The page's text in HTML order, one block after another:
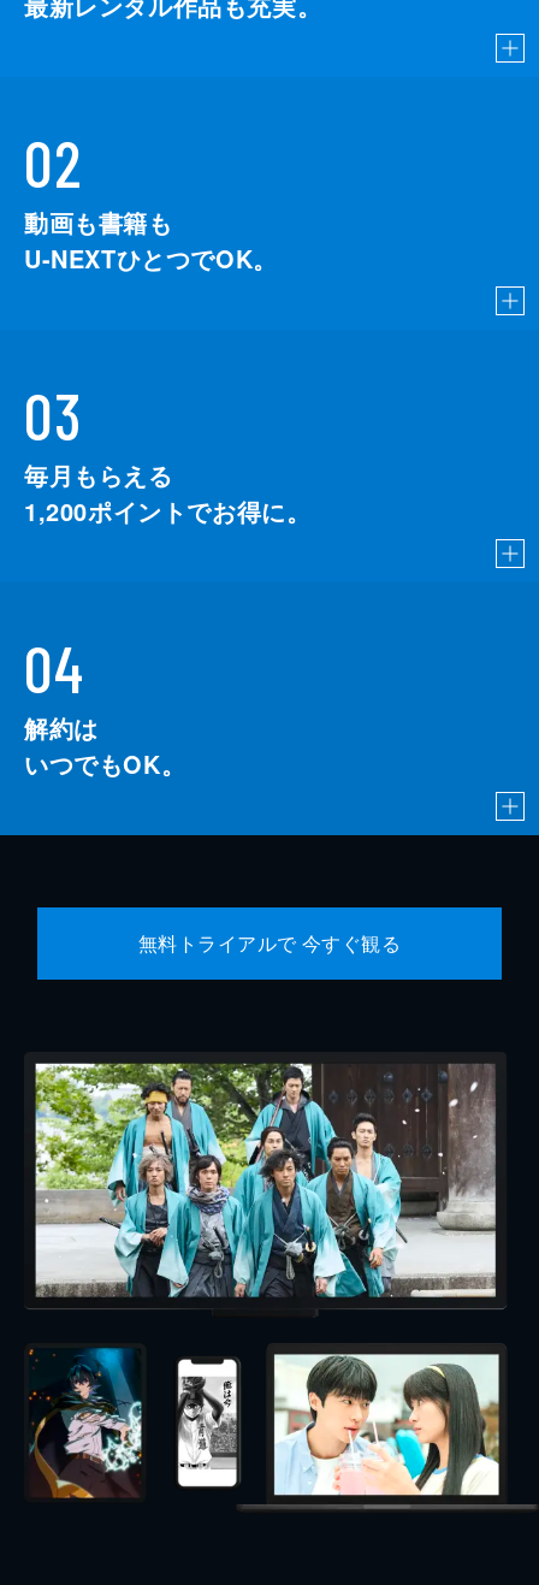
02
動画も書籍も
U-NEXTひとつでOK。
03
毎月もらえる
1,200ポイントでお得に。
04
解約は
いつでもOK。
無料トライアルで 今すぐ観る